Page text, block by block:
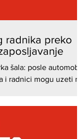
radnika preko
šala: posle
i radnici mogu uzeti na